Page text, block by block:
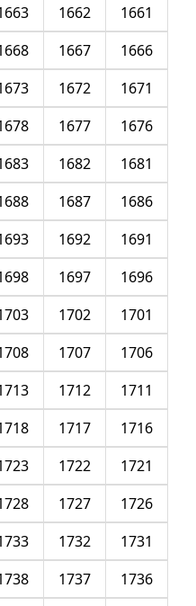
1661
1662
1666
1667
1671
1672
1676
1677
1681
1682
1686
1687
1691
1692
1696
1697
1701
1702
1706
1707
1711
1712
1716
1717
1721
1722
1726
1727
1731
1732
1736
1737